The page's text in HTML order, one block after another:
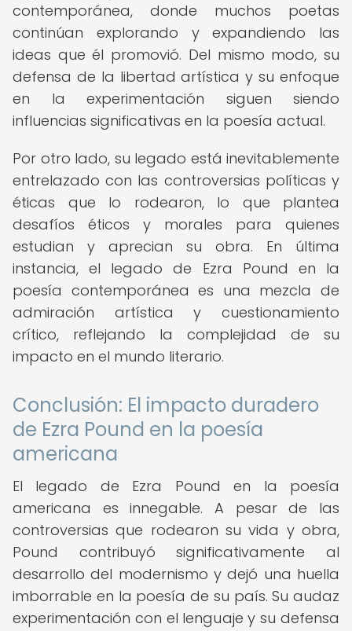
contemporánea, donde muchos poetas
continúan explorando y expandiendo las
ideas que él promovió. Del mismo modo, su
defensa de la libertad artística y su enfoque
en la experimentación siguen siendo
influencias significativas en la poesía actual.
Por otro lado, su legado está inevitablemente
entrelazado con las controversias políticas y
éticas que lo rodearon, lo que plantea
desafíos éticos y morales para quienes
estudian y aprecian su obra. En última
instancia, el legado de Ezra Pound en la
poesía contemporánea es una mezcla de
admiración artística y cuestionamiento
crítico, reflejando la complejidad de su
impacto en el mundo literario.
Conclusión: El impacto duradero
de Ezra Pound en la poesía
americana
El legado de Ezra Pound en la poesía
americana es innegable. A pesar de las
controversias que rodearon su vida y obra,
Pound contribuyó significativamente al
desarrollo del modernismo y dejó una huella
imborrable en la poesía de su país. Su audaz
experimentación con el lenguaje y su defensa